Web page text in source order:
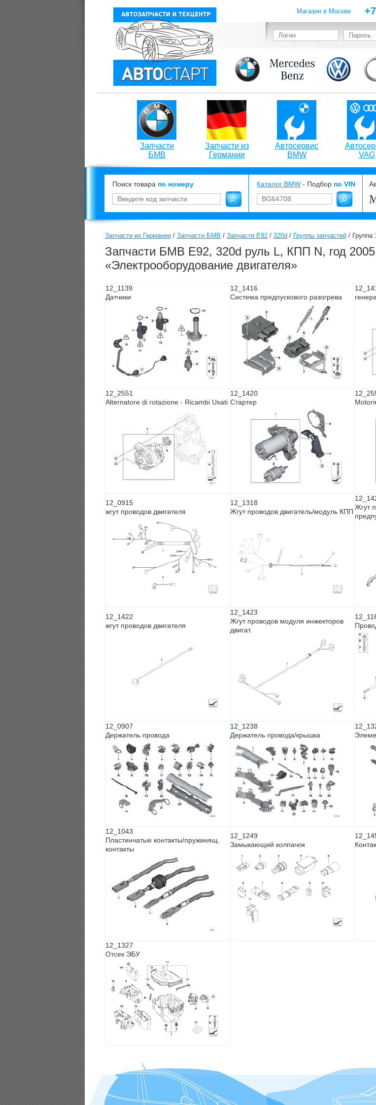
Магазин в Москве
Запчасти
БМВ
Запчасти из
Германии
Автосервис
BMW
VAG
Поиск товара по номеру Каталог BMW - Подбор по VIN
Запчасти из Германии / Запчасти БМВ / Запчасти E92 / 320d / Группы запчастей / Группа
Запчасти БМВ E92, 320d руль L, КПП N, год
«Электрооборудование двигателя»
12_1139
Датчики
12_1416
Система предпускового разогрева
12_2551
Alternatore di rotazione - Ricambi Usati
12_1420
Стартер
12_0915
жгут проводов двигателя
12_1318
Жгут проводов двигатель/модуль КПП
Жгут
12_1422
жгут проводов двигателя
12_1423
Жгут проводов модуля инжекторов
двигат.
12_0907
Держатель провода
12_1238
Держатель провода/крышка
12_1043
Пластинчатые контакты/пружинящ.
контакты
12_1249
Замыкающий колпачок
12_1327
Отсек ЭБУ